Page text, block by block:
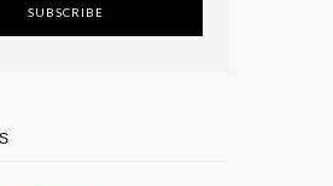
SUBSCRIBE